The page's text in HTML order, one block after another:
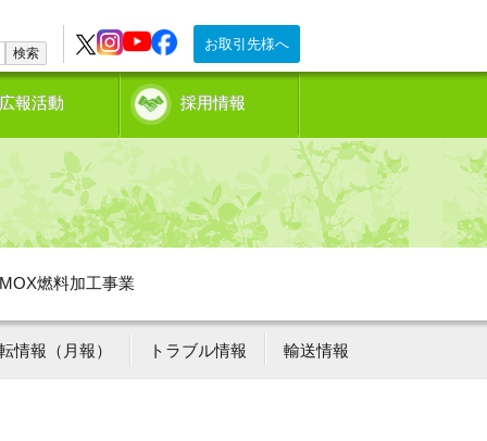
お取引先様へ
検索
報活動 採用情報
燃料加工事業
情報（月報） トラブル情報 輸送情報